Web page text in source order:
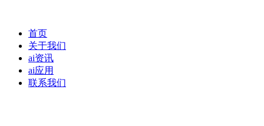
首页
关于我们
ai资讯
ai应用
联系我们